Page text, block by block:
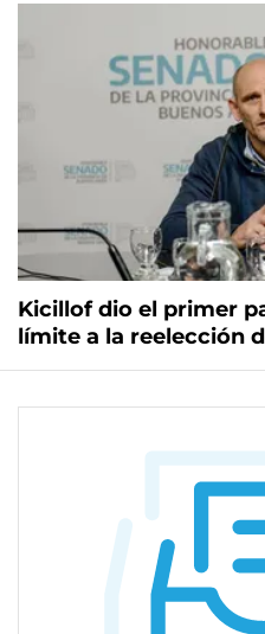
Kicillof dio el primer
límite a la reelección